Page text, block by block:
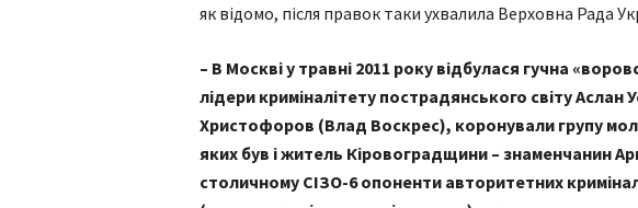
як відомо, після правок таки ухвалила Верховна Рада
– В Москві у травні 2011 року відбулася гучна
лідери криміналітету пострадянського світу Аслан
Христофоров (Влад Воскрес), коронували групу
яких був і житель Кіровоградщини – знаменчанин
столичному СІЗО-6 опоненти авторитетних